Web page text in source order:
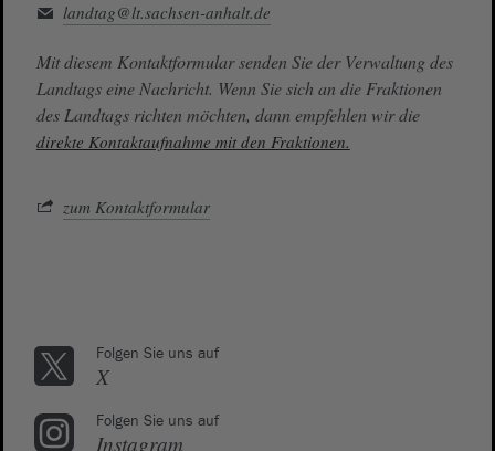
landtag@lt.sachsen-anhalt.de
Mit diesem Kontaktformular senden Sie der Verwaltung des
Landtags eine Nachricht. Wenn Sie sich an die Fraktionen
des Landtags richten möchten, dann empfehlen wir die
direkte Kontaktaufnahme mit den Fraktionen.
zum Kontaktformular
Folgen Sie uns auf
X
Folgen Sie uns auf
Instagram